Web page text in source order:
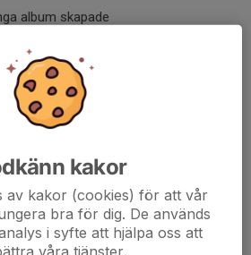
album skapade
kakor
av kakor (cookies) för att vår
bra för dig. De används
i syfte att hjälpa oss att
våra tjänster.